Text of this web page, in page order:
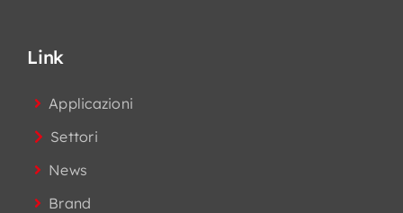
Link
Applicazioni
Settori
News
Brand